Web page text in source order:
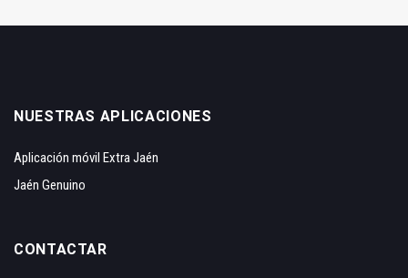
NUESTRAS APLICACIONES
Aplicación móvil Extra Jaén
Jaén Genuino
CONTACTAR